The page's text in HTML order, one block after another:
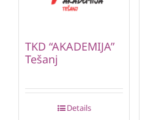
TKD “AKADEMIJA”
Tešanj
Details